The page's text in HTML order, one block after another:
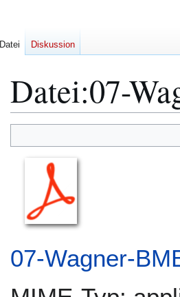
Datei:07-
Navigation
springen
Suche
springen
07-Wagner-
Datei Diskussion